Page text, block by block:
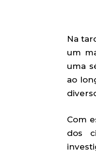
Na
um
uma
ao
Com
dos